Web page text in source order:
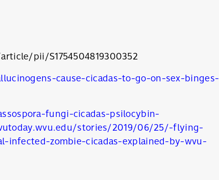
pii/S1754504819300352
cause-cicadas-to-go-on-sex-binges-
fungi-cicadas-psilocybin-
stories/2019/06/25/-flying-
zombie-cicadas-explained-by-wvu-
LINE EMAIL